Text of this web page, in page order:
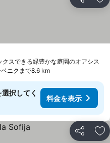
シェア お
クスできる緑豊かな庭園のオアシス
ニクまで8.6 km
択してく
料金を表示
シェア お